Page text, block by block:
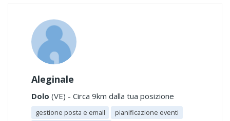
Aleginale
Dolo (VE) - Circa 9km dalla tua posizione
gestione posta e email
pianificazione eventi